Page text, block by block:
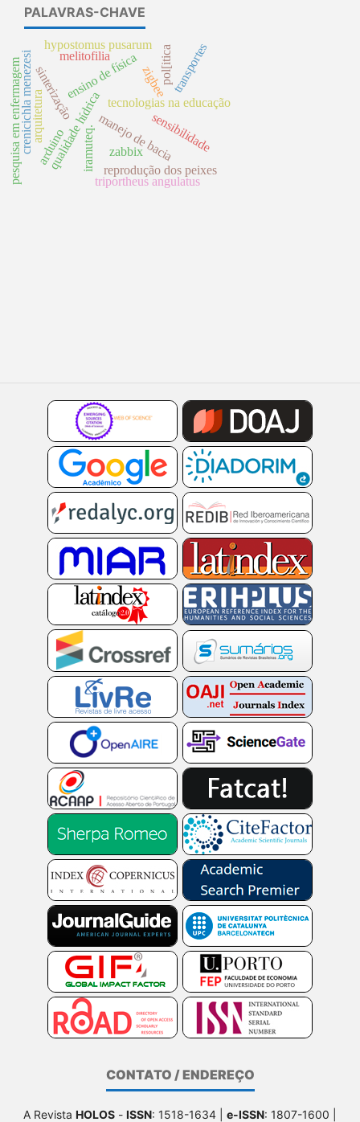
PALAVRAS-CHAVE
ensino de física
qualidade hídricamanejo de bacia
tecnologias na educação
sinterização zigbee
zabbix
pol[itica
reprodução dos peixes
crenicichla menezesi
triportheus angulatus
hypostomus pusarum
sensibilidade
pesquisa em enfermagem transportes
iramuteq.
melitofilia
arquitetura
arduino
CONTATO / ENDEREÇO
A Revista HOLOS - ISSN: 1518-1634 | e-ISSN: 1807-1600 |